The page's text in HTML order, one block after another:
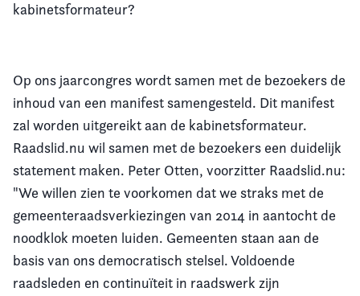
kabinetsformateur?
Op ons jaarcongres wordt samen met de bezoekers de
inhoud van een manifest samengesteld. Dit manifest
zal worden uitgereikt aan de kabinetsformateur.
Raadslid.nu wil samen met de bezoekers een duidelijk
statement maken. Peter Otten, voorzitter Raadslid.nu:
"We willen zien te voorkomen dat we straks met de
gemeenteraadsverkiezingen van 2014 in aantocht de
noodklok moeten luiden. Gemeenten staan aan de
basis van ons democratisch stelsel. Voldoende
raadsleden en continuïteit in raadswerk zijn